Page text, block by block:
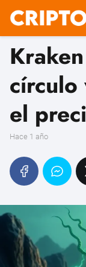
círculo
el
hace 1 año